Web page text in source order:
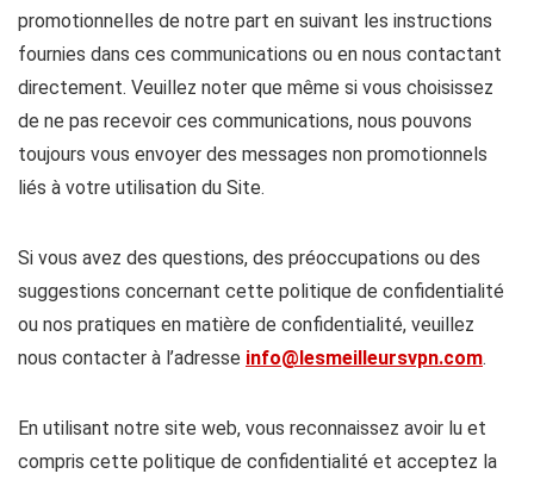
promotionnelles de notre part en suivant les instructions
fournies dans ces communications ou en nous contactant
directement. Veuillez noter que même si vous choisissez
de ne pas recevoir ces communications, nous pouvons
toujours vous envoyer des messages non promotionnels
liés à votre utilisation du Site.
Si vous avez des questions, des préoccupations ou des
suggestions concernant cette politique de confidentialité
ou nos pratiques en matière de confidentialité, veuillez
nous contacter à l’adresse info@lesmeilleursvpn.com.
En utilisant notre site web, vous reconnaissez avoir lu et
compris cette politique de confidentialité et acceptez la